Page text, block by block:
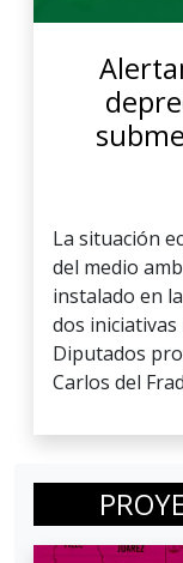
La situación
del medio
instalado en
dos
Diputados
Carlos del